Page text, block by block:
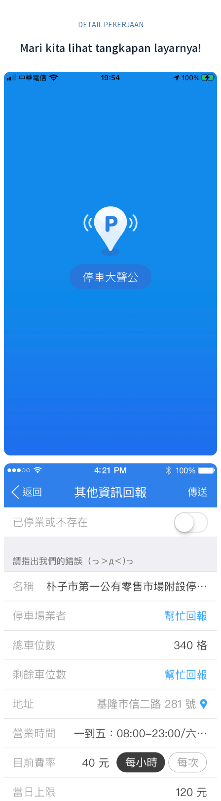
DETAIL PEKERJAAN
Mari kita lihat tangkapan layarnya!